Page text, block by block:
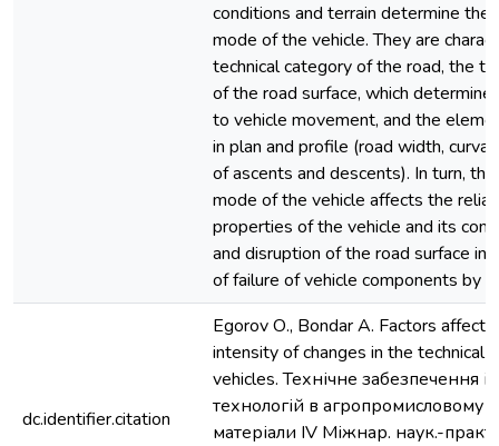
conditions and terrain determine the
mode of the vehicle. They are
technical category of the road, the
of the road surface, which
to vehicle movement, and the
in plan and profile (road width,
of ascents and descents). In turn,
mode of the vehicle affects the
properties of the vehicle and its
and disruption of the road surface
of failure of vehicle components by
dc.identifier.citation
Egorov О., Bondar A. Factors
intensity of changes in the technical
vehicles. Технічне забезпечення
технологій в агропромисловому
матеріали IV Міжнар. наук.-практ.